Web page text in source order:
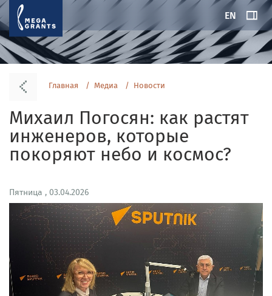
EN
Главная Медиа Новости
Михаил Погосян: как растят
инженеров, которые
покоряют небо и космос?
Пятница , 03.04.2026